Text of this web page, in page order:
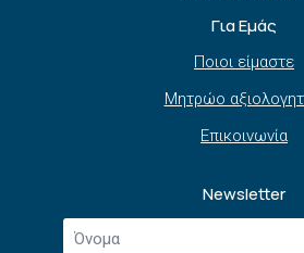
Για Εμάς
Ποιοι είμαστε
Μητρώο
Επικοινωνία
Newsletter
Όνομα